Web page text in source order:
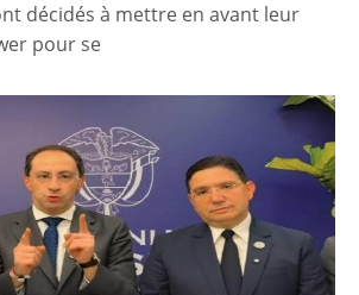
décidés à mettre en avant leur
pour se